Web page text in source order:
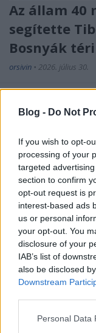
Blog - Do Not
If you wish to opt-
processing of your
targeted
section to confirm
opt-out request is
interest-based ads
us or personal
your opt-out. You
disclosure of your
IAB’s list of
also be disclosed
Downstream
Please note that
Personal Data
Az állam 40
segítette
Bosnyák
orsivin • 2026. július 30.
Az állam
szerződést,